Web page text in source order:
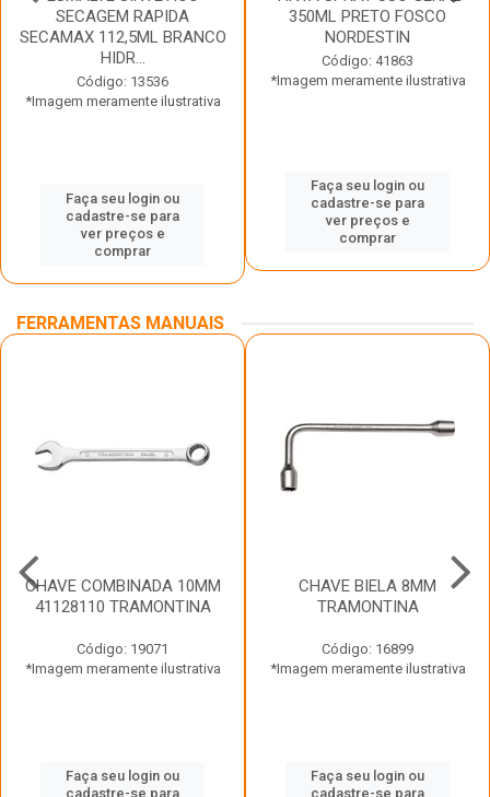
SECAGEM RAPIDA
SECAMAX 112,5ML BRANCO
HIDR...
Código: 13536
*Imagem meramente ilustrativa
Faça seu login ou
cadastre-se para
ver preços e
comprar
350ML PRETO FOSCO
NORDESTIN
Código: 41863
*Imagem meramente ilustrativa
Faça seu login ou
cadastre-se para
ver preços e
comprar
FERRAMENTAS MANUAIS
CHAVE COMBINADA 10MM
41128110 TRAMONTINA
Código: 19071
*Imagem meramente ilustrativa
Faça seu login ou
cadastre-se para
CHAVE BIELA 8MM
TRAMONTINA
Código: 16899
*Imagem meramente ilustrativa
Faça seu login ou
cadastre-se para